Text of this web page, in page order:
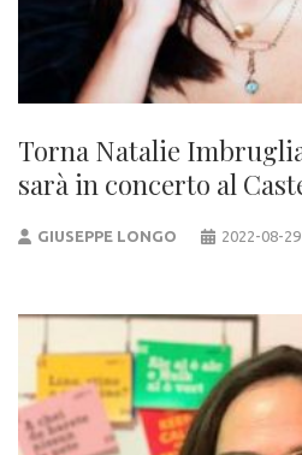
Torna Natalie
sarà in concerto al
GIUSEPPE LONGO 2022-08-29